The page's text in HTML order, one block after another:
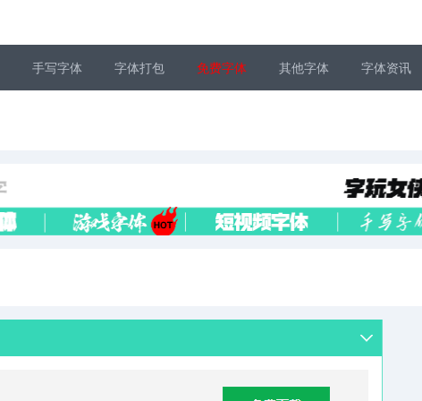
手写字体 字体打包 免费字体 其他字体 字体资讯